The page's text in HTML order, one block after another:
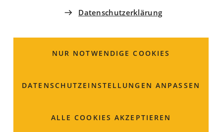
Datenschutzerklärung
NUR NOTWENDIGE COOKIES
DATENSCHUTZ­EINSTELLUNGEN ANPASSEN
ALLE COOKIES AKZEPTIEREN
09565 2140